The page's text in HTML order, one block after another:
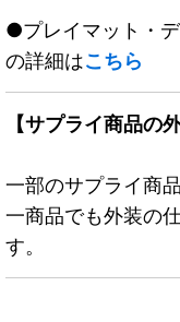
●プレイマット・
の詳細はこちら
【サプライ商品の
一部のサプライ商
一商品でも外装の
す。